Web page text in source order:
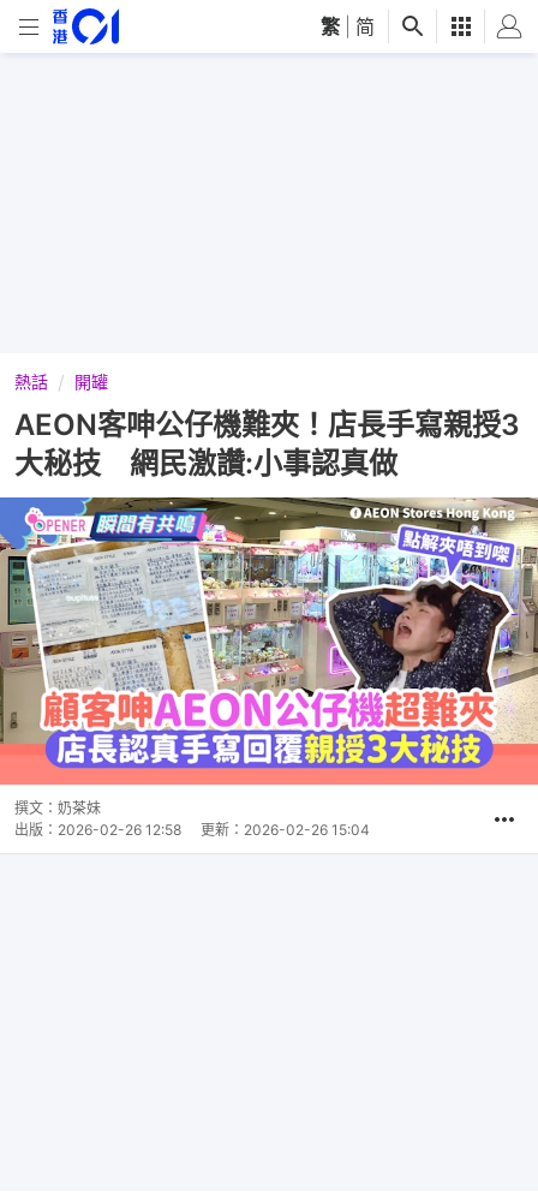
繁 简
熱話 開罐
AEON客呻公仔機難夾！店長手寫親授3
大秘技 網民激讚:小事認真做
撰文： 奶茶妹
出版： 2026-02-26 12:58 更新： 2026-02-26 15:04